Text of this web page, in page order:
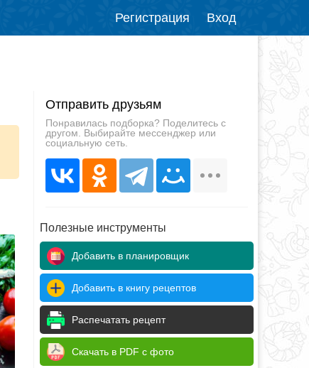
Регистрация Вход
Отправить друзьям
Понравилась подборка? Поделитесь с
другом. Выбирайте мессенджер или
социальную сеть.
Полезные инструменты
Добавить в планировщик
Добавить в книгу рецептов
Распечатать рецепт
Скачать в PDF с фото